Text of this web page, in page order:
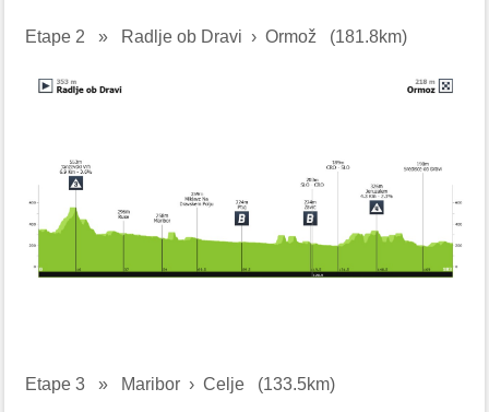
Etape 2 » Radlje ob Dravi › Ormož (181.8km)
Etape 3 » Maribor › Celje (133.5km)